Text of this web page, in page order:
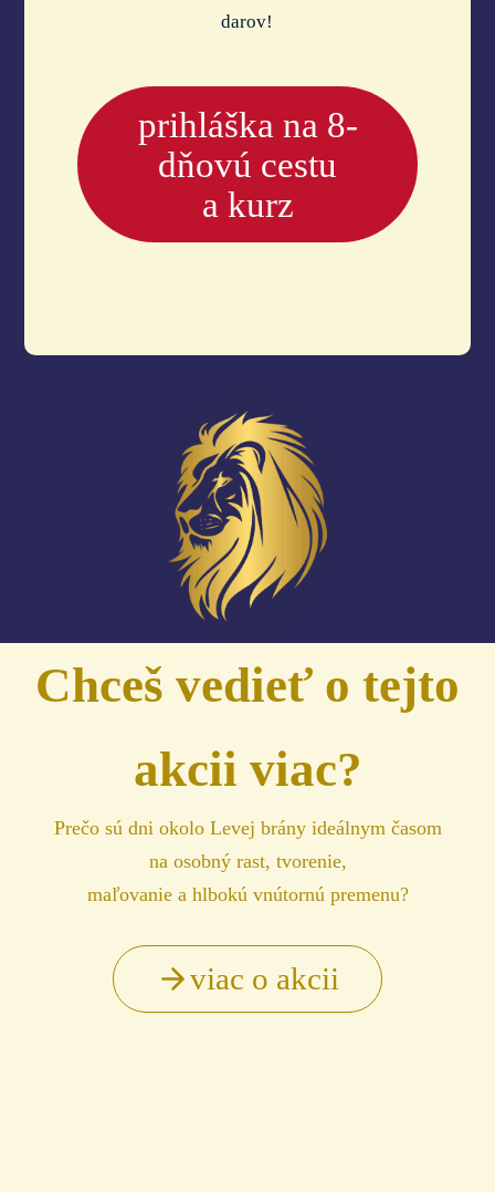
darov!
prihláška na 8-
dňovú cestu
a kurz
Chceš vedieť o tejto
akcii viac?
Prečo sú dni okolo Levej brány ideálnym časom
na osobný rast, tvorenie,
maľovanie a hlbokú vnútornú premenu?
viac o akcii